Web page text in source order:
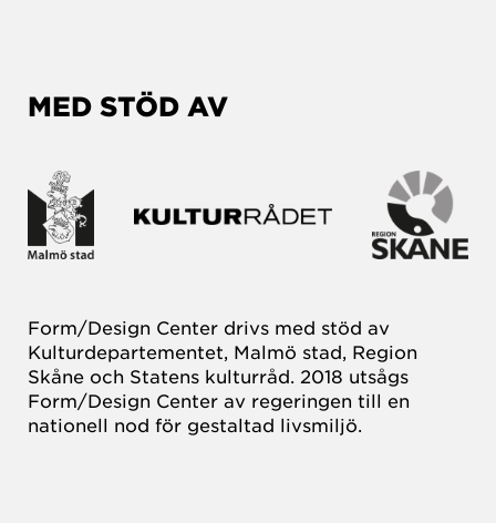
MED STÖD AV
Form/Design Center drivs med stöd av
Kulturdepartementet, Malmö stad, Region
Skåne och Statens kulturråd. 2018 utsågs
Form/Design Center av regeringen till en
nationell nod för gestaltad livsmiljö.